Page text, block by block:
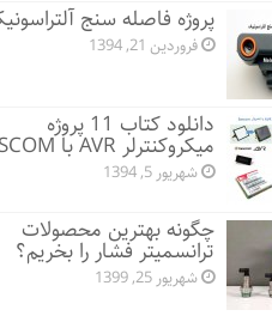
پروژه فاصله سنج
فروردین 21, 1394
دانلود کتاب 11 پروژه
میکروکنترلر AVR با BASCOM
شهریور 5, 1394
چگونه بهترین محصولات
ترانسمیتر فشار را بخریم؟
شهریور 25, 1399